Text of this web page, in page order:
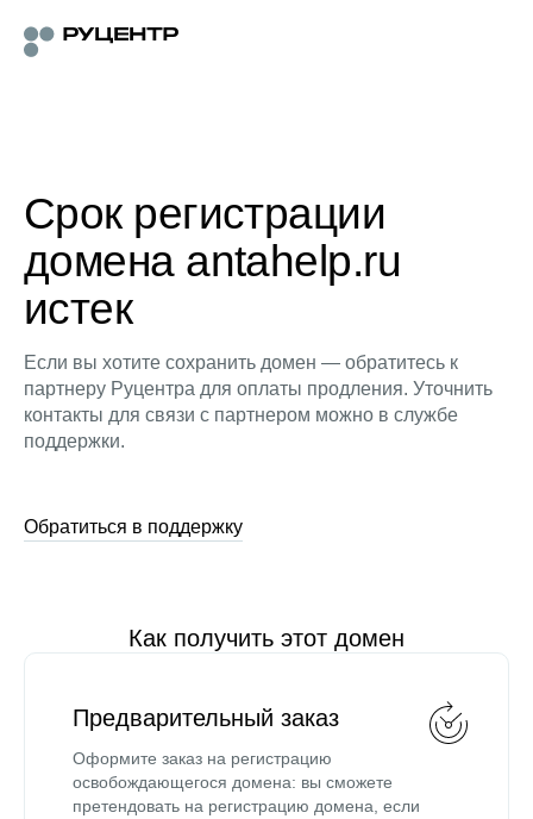
Срок регистрации
домена antahelp.ru
истек
Если вы хотите сохранить домен — обратитесь к
партнеру Руцентра для оплаты продления. Уточнить
контакты для связи с партнером можно в службе
поддержки.
Обратиться в поддержку
Как получить этот домен
Предварительный заказ
Оформите заказ на регистрацию
освобождающегося домена: вы сможете
претендовать на регистрацию домена, если